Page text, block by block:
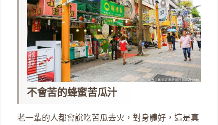
不會苦的蜂蜜苦瓜汁
老一輩的人都會說吃苦瓜去火，對身體好，這是真